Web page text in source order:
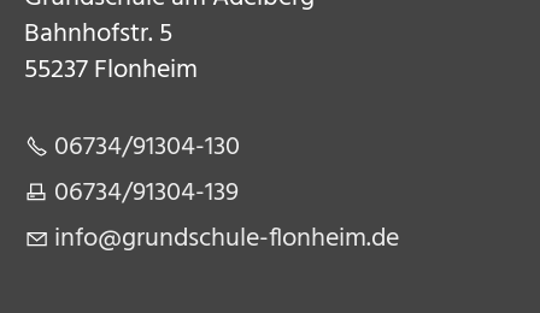
Bahnhofstr. 5​
55237 Flonheim​
06734/91304-130​
06734/91304-139​
nf
gr ndsch l -fl nh md